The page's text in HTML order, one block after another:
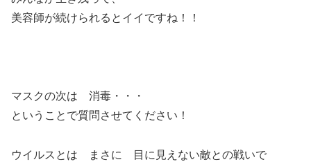
美容師が続けられるとイイですね！！
マスクの次は 消毒・・・
ということで質問させてください！
ウイルスとは まさに 目に見えない敵との戦いで